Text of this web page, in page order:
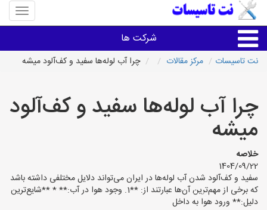
منوی
سایت
شرکت ها
خدمات تاسیسات ساختمان
تاسیساتی های شهرها
نت تاسیسات مرکز مقالات چرا آب لوله‌ها سفید و کف‌آلود میشه
چرا آب لوله‌ها سفید و کف‌آلود
میشه
خلاصه
1404/09/22
سفید و کف‌آلود شدن آب لوله‌ها در ایران می‌تواند دلایل مختلفی داشته باشد
که برخی از مهم‌ترین آن‌ها عبارتند از: **1. وجود هوا در آب:** * **شایع‌ترین
دلیل:** ورود هوا به داخل